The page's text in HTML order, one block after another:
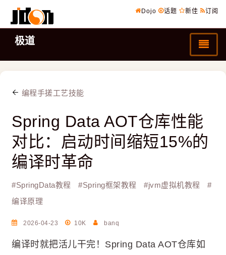
Dojo 话题 新佳 订阅
极道
编程手搓工艺技能
Spring Data AOT仓库性能
对比：启动时间缩短15%的
编译时革命
#SpringData教程 #Spring框架教程 #jvm虚拟机教程
#
编译原理
2026-04-23 10K banq
编译时就把活儿干完！Spring Data AOT仓库如